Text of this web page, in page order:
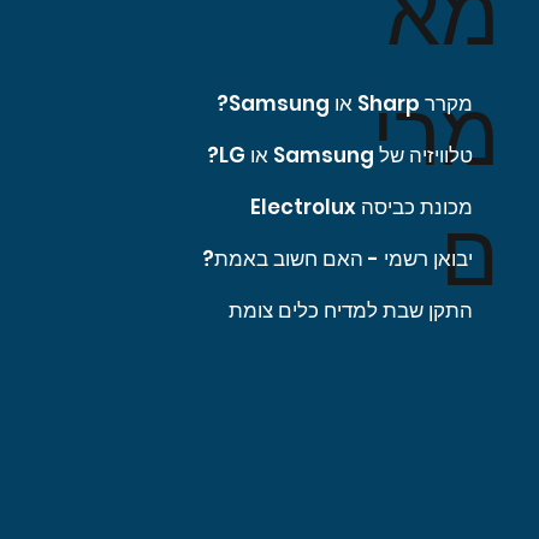
מרי
ם
מקרר Sharp או Samsung?
טלוויזיה של Samsung או LG?
מכונת כביסה Electrolux
יבואן רשמי - האם חשוב באמת?
התקן שבת למדיח כלים צומת